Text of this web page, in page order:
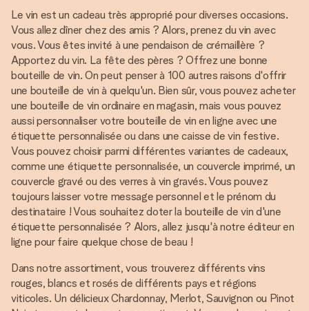
Le vin est un cadeau très approprié pour diverses occasions.
Vous allez dîner chez des amis ? Alors, prenez du vin avec
vous. Vous êtes invité à une pendaison de crémaillère ?
Apportez du vin. La fête des pères ? Offrez une bonne
bouteille de vin. On peut penser à 100 autres raisons d'offrir
une bouteille de vin à quelqu'un. Bien sûr, vous pouvez acheter
une bouteille de vin ordinaire en magasin, mais vous pouvez
aussi personnaliser votre bouteille de vin en ligne avec une
étiquette personnalisée ou dans une caisse de vin festive.
Vous pouvez choisir parmi différentes variantes de cadeaux,
comme une étiquette personnalisée, un couvercle imprimé, un
couvercle gravé ou des verres à vin gravés. Vous pouvez
toujours laisser votre message personnel et le prénom du
destinataire ! Vous souhaitez doter la bouteille de vin d'une
étiquette personnalisée ? Alors, allez jusqu'à notre éditeur en
ligne pour faire quelque chose de beau !
Dans notre assortiment, vous trouverez différents vins
rouges, blancs et rosés de différents pays et régions
viticoles. Un délicieux Chardonnay, Merlot, Sauvignon ou Pinot